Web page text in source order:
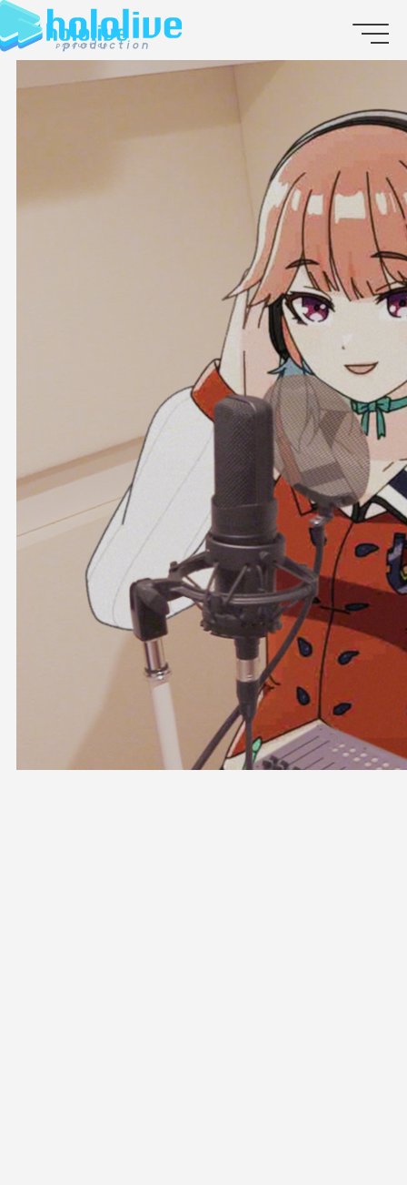
EN
JP
ABOUT
TALENT
AUDITION
SUPPORT ADVERTISING
OFFICIAL SHOP
HOLODULE
会社概要
プライバシーポリシー
未成年の方々へのお願い
二次創作ガイドライン
よくある質問
サポーターガイドライン